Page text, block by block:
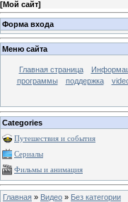
[Мой сайт]
Форма входа
Меню сайта
Главная страница
программы
поддержка
Categories
Путешествия и события
Сериалы
Фильмы и анимация
Главная » Видео » Без категории